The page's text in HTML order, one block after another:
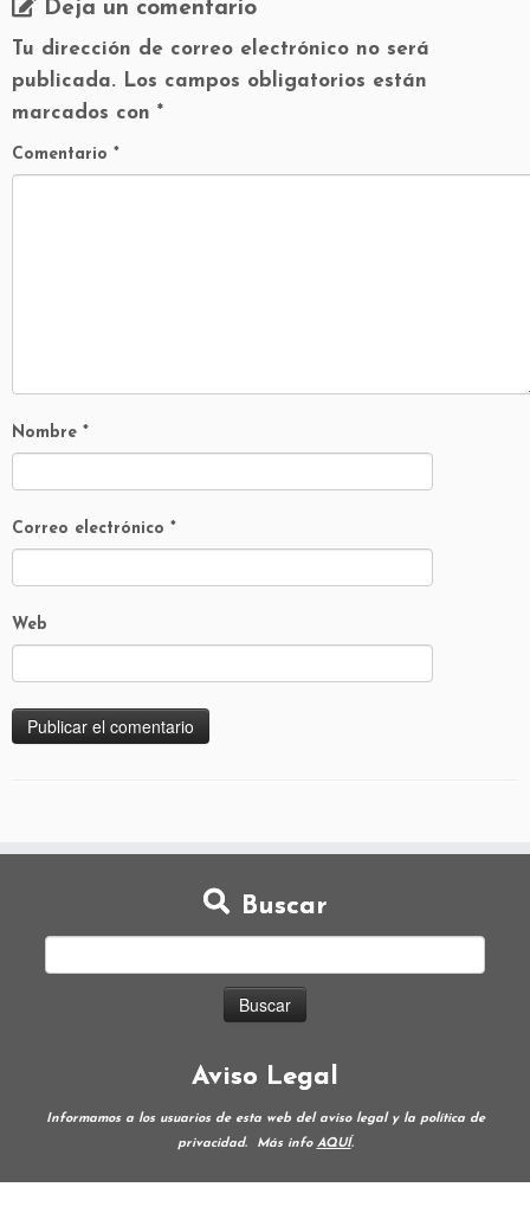
Deja un comentario
Tu dirección de correo electrónico no será
publicada. Los campos obligatorios están
marcados con *
Comentario *
Nombre *
Correo electrónico *
Web
Buscar
Aviso Legal
Informamos a los usuarios de esta web del aviso legal y la política de
privacidad.
Más info AQUÍ.